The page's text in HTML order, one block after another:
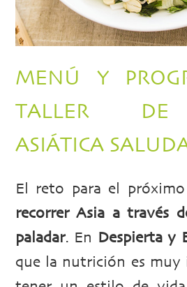
MENÚ Y
TALLER DE
ASIÁTICA
El reto para el
recorrer Asia a través
paladar. En Despierta y
que la nutrición es muy